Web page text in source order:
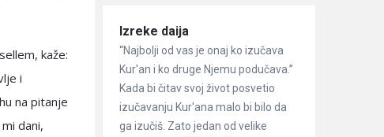
kaže:
i
na pitanje
dani,
Članci
Izreke daija
“Najbolji od vas je onaj ko izučava
Kur'an i ko druge Njemu podučava.”
Kada bi čitav svoj život posvetio
izučavanju Kur'ana malo bi bilo da
ga izučiš. Zato jedan od velike